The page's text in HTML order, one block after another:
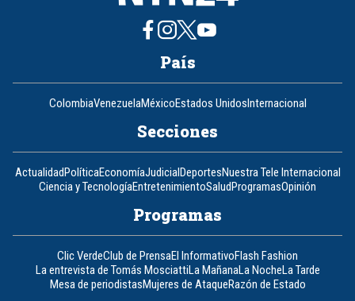
País
ColombiaVenezuelaMéxicoEstados UnidosInternacional
Secciones
ActualidadPolíticaEconomíaJudicialDeportesNuestra Tele Internacional
Ciencia y TecnologíaEntretenimientoSaludProgramasOpinión
Programas
Clic VerdeClub de PrensaEl InformativoFlash Fashion
La entrevista de Tomás MosciattiLa MañanaLa NocheLa Tarde
Mesa de periodistasMujeres de AtaqueRazón de Estado